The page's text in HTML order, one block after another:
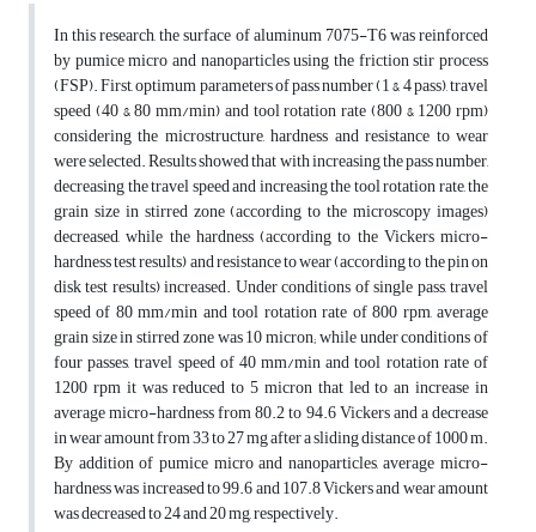
In this research, the surface of aluminum 7075-T6 was reinforced
by pumice micro and nanoparticles using the friction stir process
(FSP). First, optimum parameters of pass number (1 & 4 pass), travel
speed (40 & 80 mm/min) and tool rotation rate (800 & 1200 rpm)
considering the microstructure, hardness and resistance to wear
were selected. Results showed that with increasing the pass number,
decreasing the travel speed and increasing the tool rotation rate, the
grain size in stirred zone (according to the microscopy images)
decreased, while the hardness (according to the Vickers micro-
hardness test results) and resistance to wear (according to the pin on
disk test results) increased. Under conditions of single pass, travel
speed of 80 mm/min and tool rotation rate of 800 rpm, average
grain size in stirred zone was 10 micron; while under conditions of
four passes, travel speed of 40 mm/min and tool rotation rate of
1200 rpm it was reduced to 5 micron that led to an increase in
average micro-hardness from 80.2 to 94.6 Vickers and a decrease
in wear amount from 33 to 27 mg after a sliding distance of 1000 m.
By addition of pumice micro and nanoparticles, average micro-
hardness was increased to 99.6 and 107.8 Vickers and wear amount
was decreased to 24 and 20 mg, respectively.